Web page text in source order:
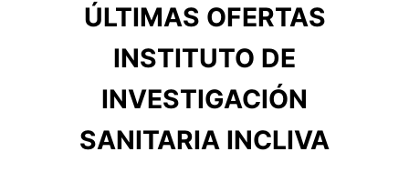
ÚLTIMAS OFERTAS
INSTITUTO DE
INVESTIGACIÓN
SANITARIA INCLIVA